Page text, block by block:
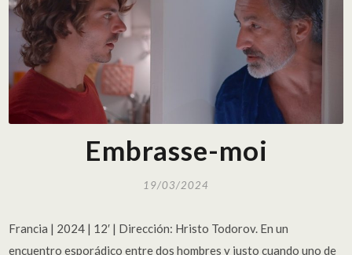
Embrasse-moi
19/03/2024
Francia | 2024 | 12′ | Dirección: Hristo Todorov. En un
encuentro esporádico entre dos hombres y justo cuando uno de